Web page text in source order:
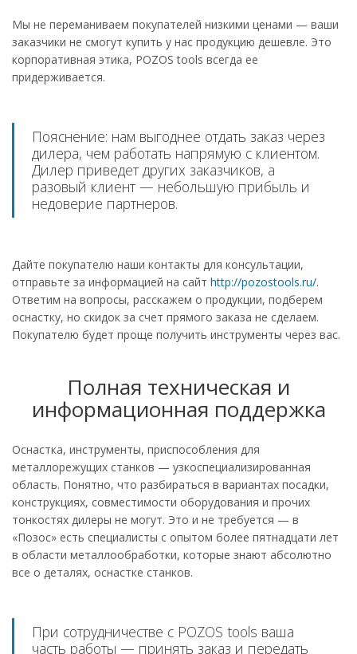
Мы не переманиваем покупателей низкими ценами — ваши
заказчики не смогут купить у нас продукцию дешевле. Это
корпоративная этика, POZOS tools всегда ее
придерживается.
Пояснение: нам выгоднее отдать заказ через
дилера, чем работать напрямую с клиентом.
Дилер приведет других заказчиков, а
разовый клиент — небольшую прибыль и
недоверие партнеров.
Дайте покупателю наши контакты для консультации,
отправьте за информацией на сайт http://pozostools.ru/.
Ответим на вопросы, расскажем о продукции, подберем
оснастку, но скидок за счет прямого заказа не сделаем.
Покупателю будет проще получить инструменты через вас.
Полная техническая и
информационная поддержка
Оснастка, инструменты, приспособления для
металлорежущих станков — узкоспециализированная
область. Понятно, что разбираться в вариантах посадки,
конструкциях, совместимости оборудования и прочих
тонкостях дилеры не могут. Это и не требуется — в
«Позос» есть специалисты с опытом более пятнадцати лет
в области металлообработки, которые знают абсолютно
все о деталях, оснастке станков.
При сотрудничестве с POZOS tools ваша
часть работы — принять заказ и передать